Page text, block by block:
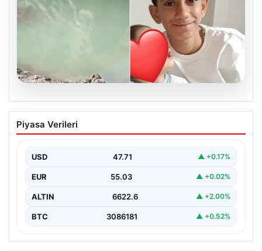
12 yaşındaki çocuk hafriyat alınan
gölette boğuldu
Boğuldu”, “content”: “ Erzurum’un Oltu ilçesinde
gerçekleşen…
Piyasa Verileri
USD 47.71 ▲ +0.17%
EUR 55.03 ▲ +0.02%
ALTIN 6622.6 ▲ +2.00%
BTC 3086181 ▲ +0.52%